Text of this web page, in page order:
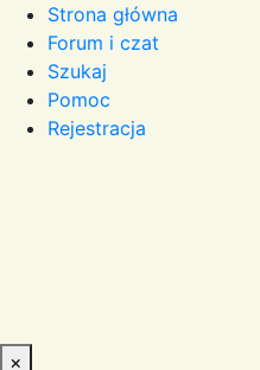
Strona główna
Forum i czat
Szukaj
Pomoc
Rejestracja
×